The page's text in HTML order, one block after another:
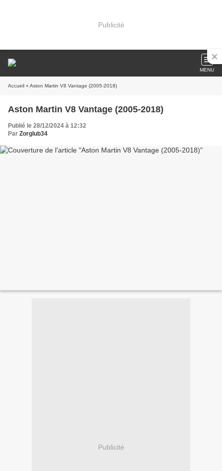
Publicité
MENU
Accueil » Aston Martin V8 Vantage (2005-2018)
Aston Martin V8 Vantage (2005-2018)
Publié le 28/12/2024 à 12:32
Par Zorglub34
Publicité